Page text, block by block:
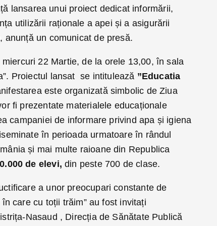
lansarea unui proiect dedicat informării,
utilizării raționale a apei și a asigurării
anunță un comunicat de presă.
22 Martie, de la orele 13,00, în sala
Proiectul lansat se intitulează ”Educatia
este organizată simbolic de Ziua
fi prezentate materialele educaționale
campaniei de informare privind apa și igiena
în perioada urmatoare în rândul
și mai multe raioane din Republica
de elevi, din peste 700 de clase.
a unor preocupari constante de
care cu toții trăim” au fost invitați
Nasaud , Direcția de Sănătate Publică